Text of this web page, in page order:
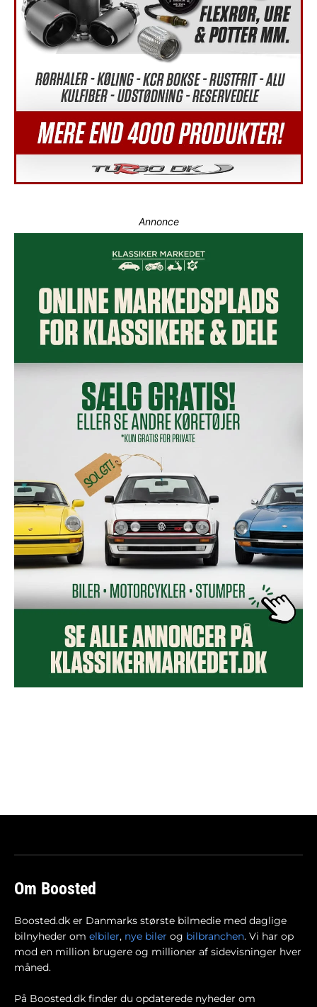
Annonce
Om Boosted
Boosted.dk er Danmarks største bilmedie med daglige
bilnyheder om elbiler, nye biler og bilbranchen. Vi har op
mod en million brugere og millioner af sidevisninger hver
måned.
På Boosted.dk finder du opdaterede nyheder om